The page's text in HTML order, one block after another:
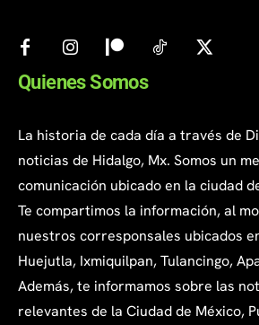
Quienes Somos
La historia de cada día a través de
noticias de Hidalgo, Mx. Somos un
comunicación ubicado en la ciudad
Te compartimos la información, al
nuestros corresponsales ubicados
Huejutla, Ixmiquilpan, Tulancingo,
Además, te informamos sobre las
relevantes de la Ciudad de México,